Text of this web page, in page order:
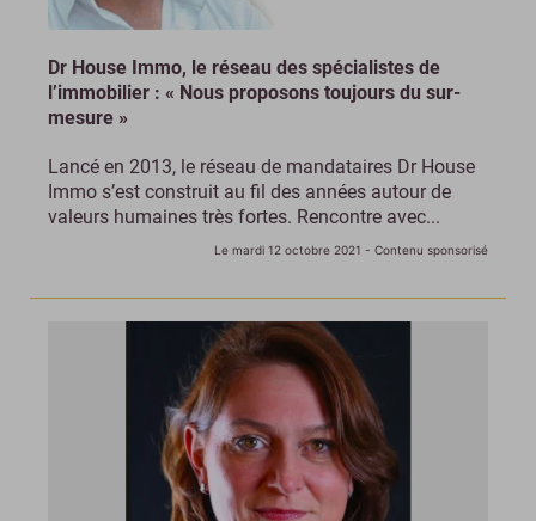
Dr House Immo, le réseau des spécialistes de
l’immobilier : « Nous proposons toujours du sur-
mesure »
Lancé en 2013, le réseau de mandataires Dr House
Immo s’est construit au fil des années autour de
valeurs humaines très fortes. Rencontre avec...
Le mardi 12 octobre 2021 - Contenu sponsorisé